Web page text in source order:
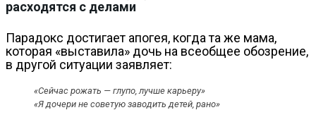
расходятся с делами
Парадокс достигает апогея, когда та же мама,
которая «выставила» дочь на всеобщее обозрение,
в другой ситуации заявляет:
«Сейчас рожать — глупо, лучше карьеру»
«Я дочери не советую заводить детей, рано»